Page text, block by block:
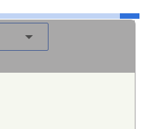
arrow_drop_down